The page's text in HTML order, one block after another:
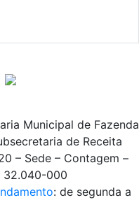
Municipal de Fazenda
de Receita
– Sede – Contagem –
32.040-000
: de segunda a